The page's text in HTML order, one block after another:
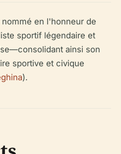
en l'honneur de
sportif légendaire et
ainsi son
sportive et civique
).